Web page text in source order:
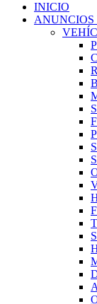
INICIO
ANUNCIOS